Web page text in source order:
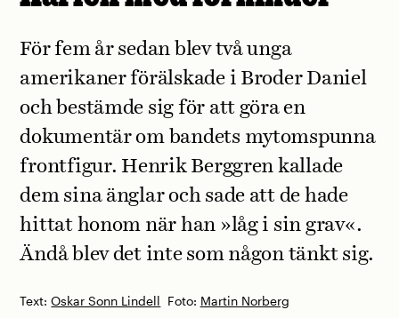
Text:Oskar Sonn Lindell Foto: Martin Norberg
För fem år sedan blev två unga
amerikaner förälskade i Broder Daniel
och bestämde sig för att göra en
dokumentär om bandets mytomspunna
frontfigur. Henrik Berggren kallade
dem sina änglar och sade att de hade
hittat honom när han »låg i sin grav«.
Ändå blev det inte som någon tänkt sig.